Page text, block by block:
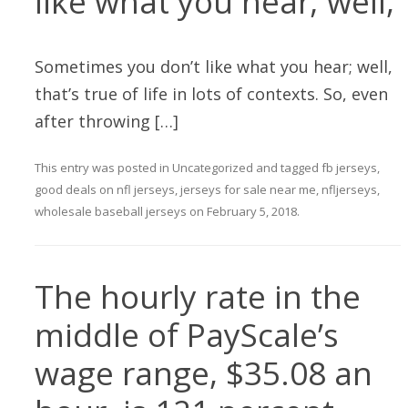
Sometimes you don’t like what you hear; well,
that’s true of life in lots of contexts. So, even
after throwing […]
This entry was posted in Uncategorized and tagged fb jerseys,
good deals on nfl jerseys, jerseys for sale near me, nfljerseys,
wholesale baseball jerseys on February 5, 2018.
The hourly rate in the
middle of PayScale’s
wage range, $35.08 an